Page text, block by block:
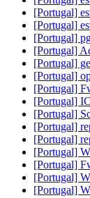
[Portugal]
[Portugal]
[Portugal]
[Portugal]
[Portugal]
[Portugal]
[Portugal]
[Portugal]
[Portugal]
[Portugal]
[Portugal]
[Portugal]
[Portugal]
[Portugal]
[Portugal]